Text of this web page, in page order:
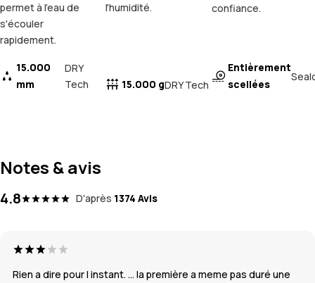
permet à l'eau de
s'écouler
rapidement.
15.000
mm
DRY
Tech
l'humidité.
15.000 gDRY Tech
confiance.
Entièrement
scellées
Notes & avis
4.8 D'après 1374 Avis
Rien a dire pour l instant. … la première a meme pas duré une